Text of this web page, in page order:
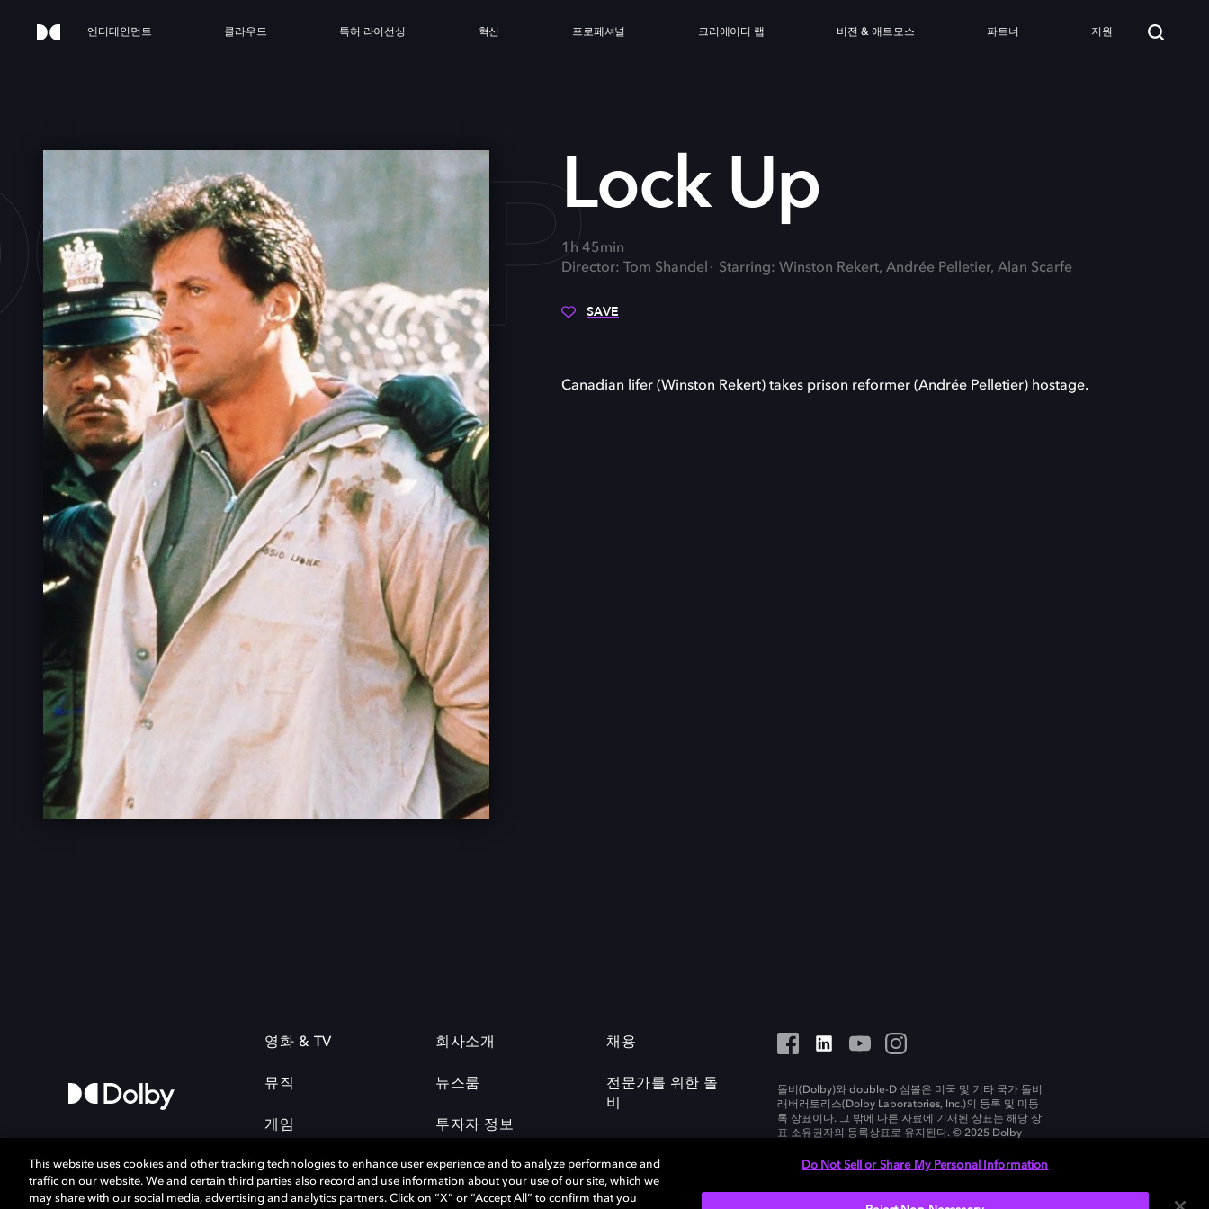
엔터테인먼트 클라우드 특허 라이선싱 혁신 프로페셔널 크리에이터 랩 비전 & 애트모스 파트너 지원
UPLock Up
1h 45min
Director: Tom Shandel
Starring: Winston Rekert, Andrée Pelletier, Alan Scarfe
SAVE
Canadian lifer (Winston Rekert) takes prison reformer (Andrée Pelletier) hostage.
영화 & TV
뮤직
게임
회사소개
뉴스룸
투자자 정보
채용
전문가를 위한 돌
비
돌비(Dolby)와 double-D 심볼은 미국 및 기타 국가 돌비
래버러토리스(Dolby Laboratories, Inc.)의 등록 및 미등
록 상표이다. 그 밖에 다른 자료에 기재된 상표는 해당 상
표 소유권자의 등록상표로 유지된다. © 2025 Dolby
This website uses cookies and other tracking technologies to enhance user experience and to analyze performance and
traffic on our website. We and certain third parties also record and use information about your use of our site, which we
may share with our social media, advertising and analytics partners. Click on “X” or “Accept All” to confirm that you
Do Not Sell or Share My Personal Information